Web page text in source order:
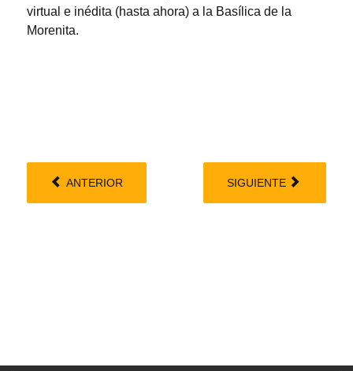
virtual e inédita (hasta ahora) a la Basílica de la
Morenita.
ANTERIOR SIGUIENTE